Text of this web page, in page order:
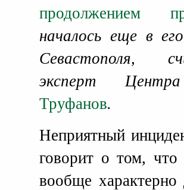
продолжением
началось еще в
Севастополя,
эксперт
Труфанов.
Неприятный
говорит о том, что
вообще